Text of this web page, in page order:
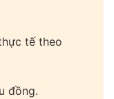
tế theo
đồng.